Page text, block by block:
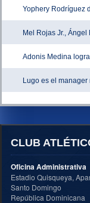
Yophery Rodríguez
Mel Rojas Jr.,
Adonis Medina
Lugo es el
CLUB
Oficina Administrativa
Estadio Quisqueya,
Santo Domingo
República Dominicana